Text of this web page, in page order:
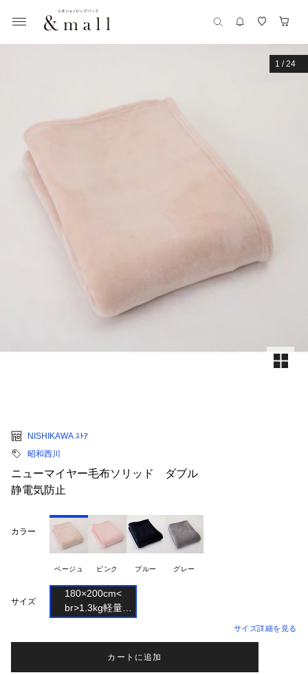
1 /24
NISHIKAWA ｽﾄｱ
昭和西川
ニューマイヤー毛布ソリッド ダブル
静電気防止
カラー
ベージュ ピンク ブルー グレー
サイズ
180×200cm<
br>1.3kg軽量
サイズ詳細を見る
カートに追加